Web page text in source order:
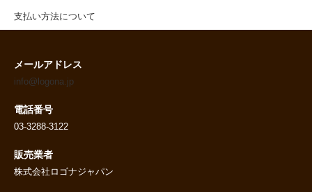
支払い方法について
メールアドレス
info@logona.jp
電話番号
03-3288-3122
販売業者
株式会社ロゴナジャパン